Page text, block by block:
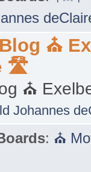
:†☠†
⛪
🛣
⛪
Johannes